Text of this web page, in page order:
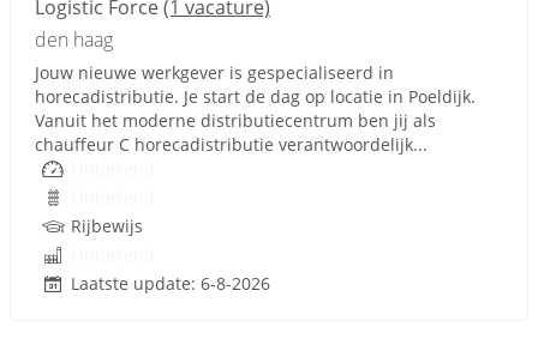
Logistic Force(1 vacature)
den haag
Jouw nieuwe werkgever is gespecialiseerd in
horecadistributie. Je start de dag op locatie in Poeldijk.
Vanuit het moderne distributiecentrum ben jij als
chauffeur C horecadistributie verantwoordelijk...
Rijbewijs
Laatste update: 6-8-2026